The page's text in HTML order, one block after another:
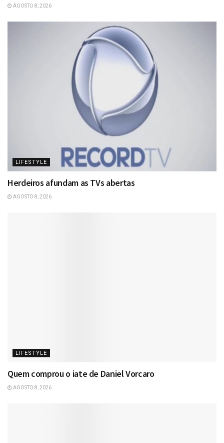
AGOSTO 8, 2026
LIFESTYLE
Herdeiros afundam as TVs abertas
AGOSTO 8, 2026
LIFESTYLE
Quem comprou o iate de Daniel Vorcaro
AGOSTO 8, 2026